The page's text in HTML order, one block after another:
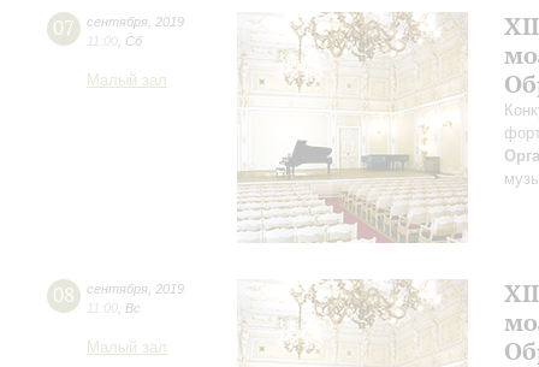
07 сентября 2019
11:00 Сб
Малый зал
08 сентября 2019
11:00 Вс
Малый зал